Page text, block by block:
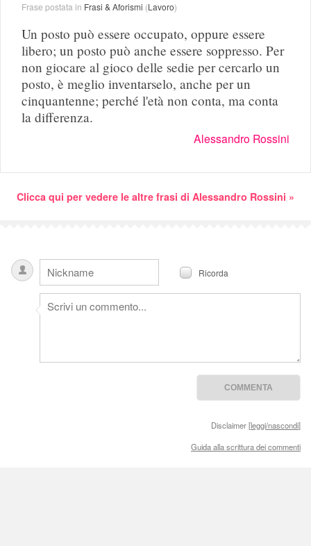
Frase postata in Frasi & Aforismi (Lavoro)
Un posto può essere occupato, oppure essere
libero; un posto può anche essere soppresso. Per
non giocare al gioco delle sedie per cercarlo un
posto, è meglio inventarselo, anche per un
cinquantenne; perché l'età non conta, ma conta
la differenza.
Alessandro Rossini
Clicca qui per vedere le altre frasi di Alessandro Rossini »
Ricorda
Disclaimer [leggi/nascondi]
Guida alla scrittura dei commenti